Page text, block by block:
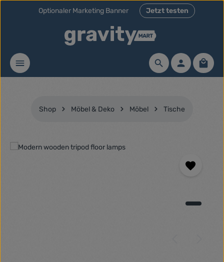
Zum Hauptinhalt springen
Optionaler Marketing Banner Jetzt testen
Shop Möbel & Deko Möbel Tische
Bildergalerie überspringen